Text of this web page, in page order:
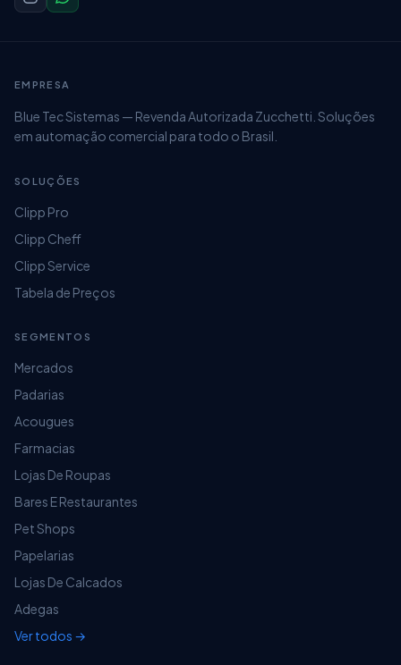
EMPRESA
Blue Tec Sistemas — Revenda Autorizada Zucchetti. Soluções
em automação comercial para todo o Brasil.
SOLUÇÕES
Clipp Pro
Clipp Cheff
Clipp Service
Tabela de Preços
SEGMENTOS
Mercados
Padarias
Acougues
Farmacias
Lojas De Roupas
Bares E Restaurantes
Pet Shops
Papelarias
Lojas De Calcados
Adegas
Ver todos →